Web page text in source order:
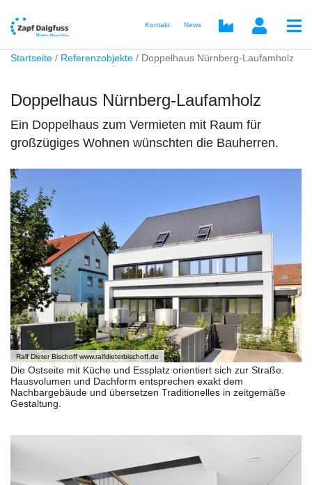
Kontakt News
Startseite Referenzobjekte Doppelhaus Nürnberg-Laufamholz
Doppelhaus Nürnberg-Laufamholz
Ein Doppelhaus zum Vermieten mit Raum für
großzügiges Wohnen wünschten die Bauherren.
Ralf Dieter Bischoff www.ralfdieterbischoff.de
Die Ostseite mit Küche und Essplatz orientiert sich zur Straße.
Hausvolumen und Dachform entsprechen exakt dem
Nachbargebäude und übersetzen Traditionelles in zeitgemäße
Gestaltung.